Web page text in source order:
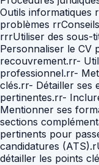
Outils informatiques
problèmes
rrrUtiliser des sous-
Personnaliser le CV
recouvrement.rr-
professionnel.rr-
clés.rr- Détailler ses
pertinentes.rr-
Mentionner ses
sections
pertinents pour
candidatures
détailler les points